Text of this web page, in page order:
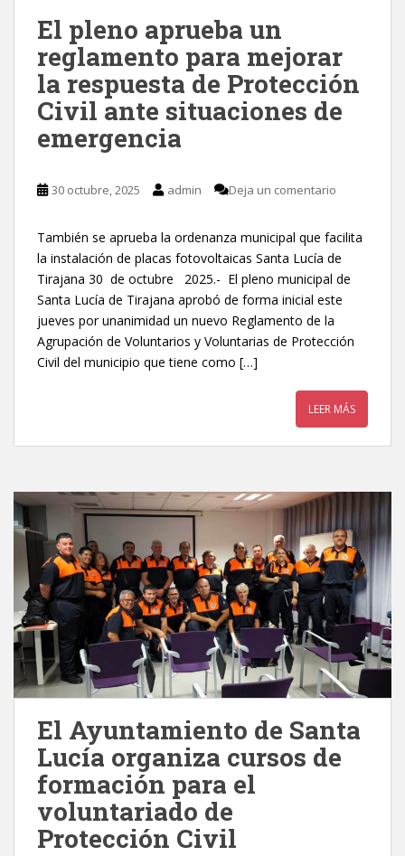
El pleno aprueba un
reglamento para mejorar
la respuesta de Protección
Civil ante situaciones de
emergencia
30 octubre, 2025 admin Deja un comentario
También se aprueba la ordenanza municipal que facilita
la instalación de placas fotovoltaicas Santa Lucía de
Tirajana 30 de octubre 2025.- El pleno municipal de
Santa Lucía de Tirajana aprobó de forma inicial este
jueves por unanimidad un nuevo Reglamento de la
Agrupación de Voluntarios y Voluntarias de Protección
Civil del municipio que tiene como […]
LEER MÁS
El Ayuntamiento de Santa
Lucía organiza cursos de
formación para el
voluntariado de
Protección Civil